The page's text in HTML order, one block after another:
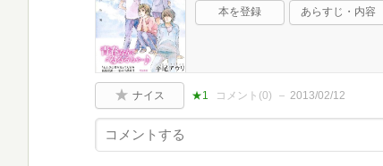
本を登録 あらすじ・内容
ナイス ★1 コメント(0) 2013/02/12